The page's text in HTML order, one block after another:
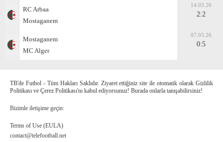
RC Arbaa
Mostaganem
14.03.26
2:2
Mostaganem
MC Alger
07.03.26
0:5
TB'de Futbol - Tüm Hakları Saklıdır. Ziyaret ettiğiniz site ile otomatik olarak Gizlilik
Politikası ve Çerez Politikası'nı kabul ediyorsunuz! Burada onlarla tanışabilirsiniz!
Bizimle iletişime geçin:
Terms of Use (EULA)
contact@telefootball.net